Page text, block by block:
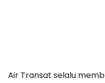
Air Transat selalu